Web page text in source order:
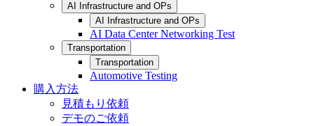
AI Infrastructure and OPs
AI Infrastructure and OPs
AI Data Center Networking Test
Transportation
Transportation
Automotive Testing
購入方法
見積もり依頼
デモのご依頼